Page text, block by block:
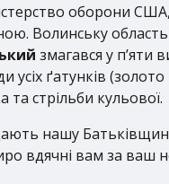
оборони
Волинську
змагався у п’яти
ґатунків (золото
та стрільби кульової.
нашу
вдячні вам за ваш